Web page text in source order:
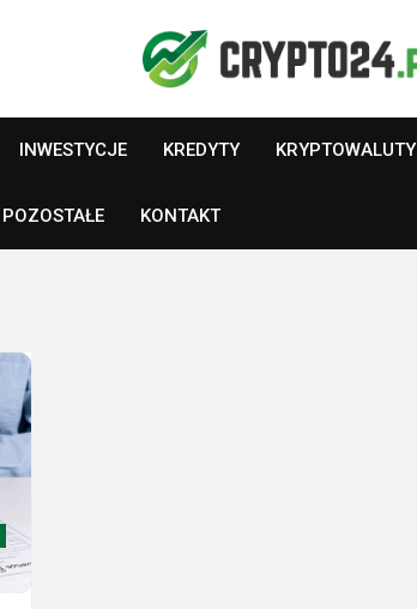
INWESTYCJE KREDYTY KRYPTOWALUTY
POZOSTAŁE KONTAKT